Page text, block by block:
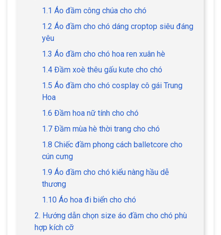
1.1 Áo đầm công chúa cho chó
1.2 Áo đầm cho chó dáng croptop siêu đáng
yêu
1.3 Áo đầm cho chó hoa ren xuân hè
1.4 Đầm xoè thêu gấu kute cho chó
1.5 Áo đầm cho chó cosplay cô gái Trung
Hoa
1.6 Đầm hoa nữ tính cho chó
1.7 Đầm mùa hè thời trang cho chó
1.8 Chiếc đầm phong cách balletcore cho
cún cưng
1.9 Áo đầm cho chó kiểu nàng hầu dễ
thương
1.10 Áo hoa đi biển cho chó
2. Hướng dẫn chọn size áo đầm cho chó phù
hợp kích cỡ